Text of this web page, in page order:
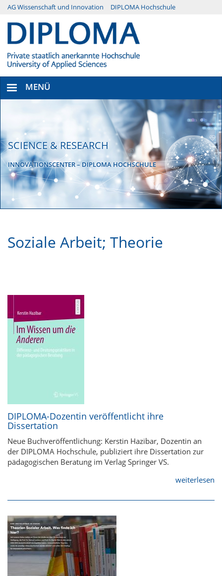
Direkt
Inhalt
Secondary
AG Wissenschaft und Innovation DIPLOMA Hochschule
MENÜ
SCIENCE & RESEARCH
INNOVATIONSCENTER – DIPLOMA HOCHSCHULE
Soziale Arbeit; Theorie
DIPLOMA-Dozentin veröffentlicht ihre
Dissertation
Neue Buchveröffentlichung: Kerstin Hazibar, Dozentin an
der DIPLOMA Hochschule, publiziert ihre Dissertation zur
pädagogischen Beratung im Verlag Springer VS.
weiterlesen